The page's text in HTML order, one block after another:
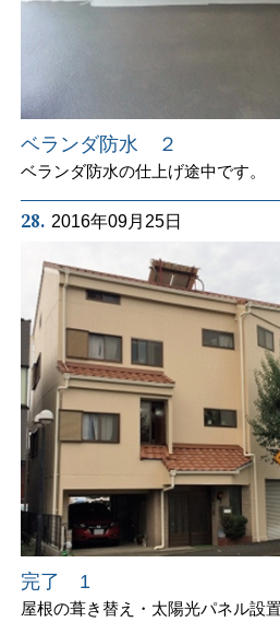
ベランダ防水 ２
ベランダ防水の仕上げ途中です。
28. 2016年09月25日
完了 1
屋根の葺き替え・太陽光パネル設